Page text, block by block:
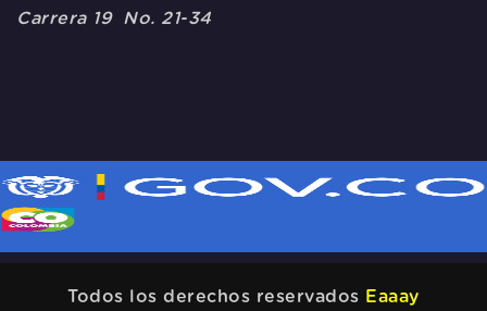
Carrera 19 No. 21-34
Todos los derechos reservados Eaaay